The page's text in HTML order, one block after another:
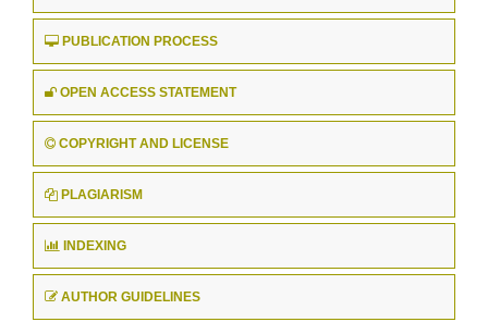
PUBLICATION PROCESS
OPEN ACCESS STATEMENT
COPYRIGHT AND LICENSE
PLAGIARISM
INDEXING
AUTHOR GUIDELINES